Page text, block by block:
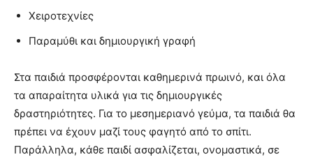
Χειροτεχνίες
Παραμύθι και δημιουργική γραφή
Στα παιδιά προσφέρονται καθημερινά πρωινό, και όλα
τα απαραίτητα υλικά για τις δημιουργικές
δραστηριότητες. Για το μεσημεριανό γεύμα, τα παιδιά θα
πρέπει να έχουν μαζί τους φαγητό από το σπίτι.
Παράλληλα, κάθε παιδί ασφαλίζεται, ονομαστικά, σε